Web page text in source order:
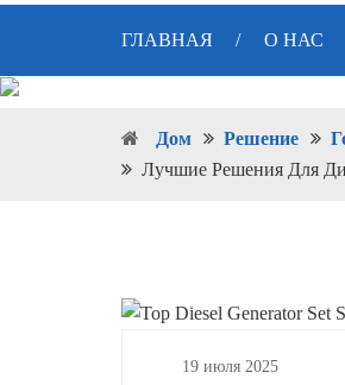
ГЛАВНАЯ / О НАС
Дом Решение
Лучшие Решения Для
19 июля 2025